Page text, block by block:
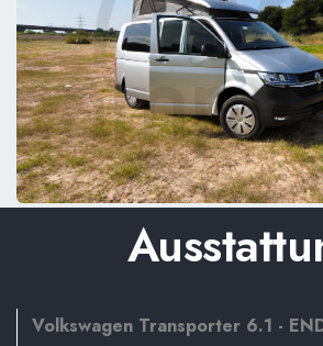
Volkswagen Transporter 6.1 -